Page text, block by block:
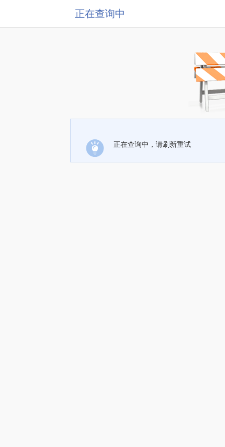
正在查询中
正在查询中，请刷新重试